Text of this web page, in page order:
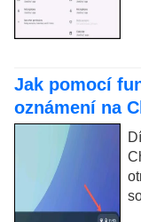
Jak pomocí
oznámení na